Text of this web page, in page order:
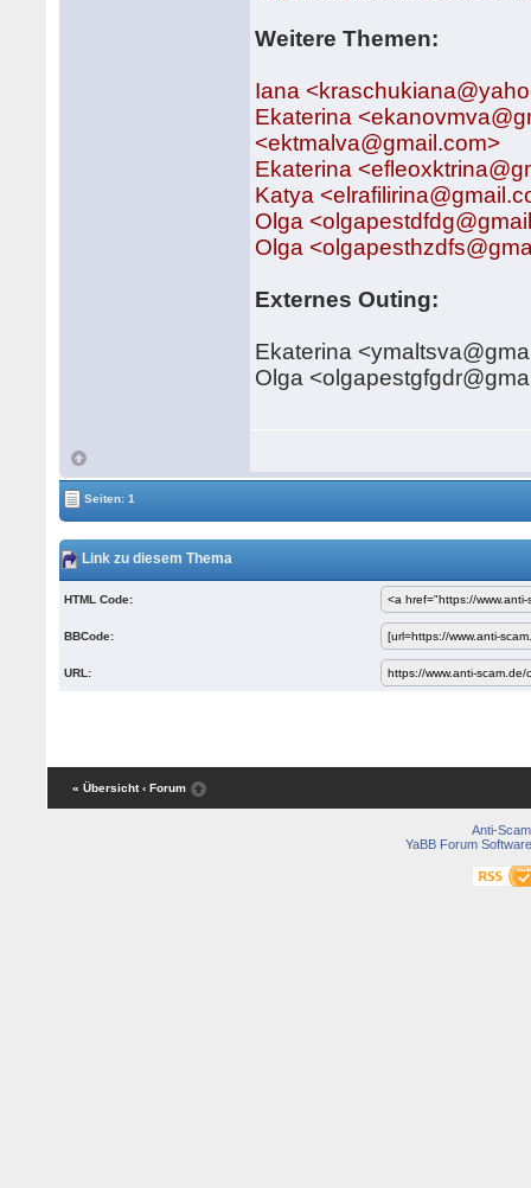
Weitere Themen:
Iana
Ekaterina
<ektmalva@gmail.com>
Ekaterina
Katya
Olga
Olga
Externes Outing:
Ekaterina
Olga
Seiten: 1
Link zu diesem Thema
HTML Code:
BBCode:
URL:
« Übersicht ‹ Forum
Anti-Scam
YaBB Forum Software